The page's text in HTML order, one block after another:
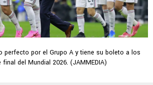
perfecto por el Grupo A y tiene su boleto a los
final del Mundial 2026. (JAMMEDIA)